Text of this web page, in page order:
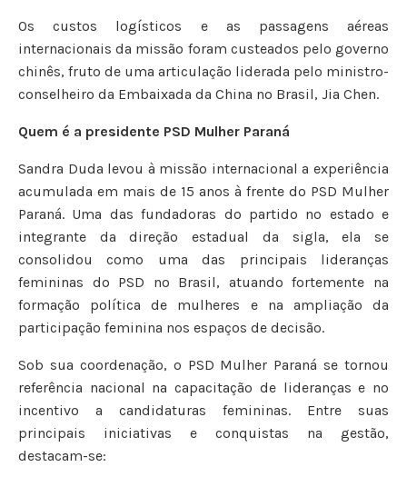
Os custos logísticos e as passagens aéreas
internacionais da missão foram custeados pelo governo
chinês, fruto de uma articulação liderada pelo ministro-
conselheiro da Embaixada da China no Brasil, Jia Chen.
Quem é a presidente PSD Mulher Paraná
Sandra Duda levou à missão internacional a experiência
acumulada em mais de 15 anos à frente do PSD Mulher
Paraná. Uma das fundadoras do partido no estado e
integrante da direção estadual da sigla, ela se
consolidou como uma das principais lideranças
femininas do PSD no Brasil, atuando fortemente na
formação política de mulheres e na ampliação da
participação feminina nos espaços de decisão.
Sob sua coordenação, o PSD Mulher Paraná se tornou
referência nacional na capacitação de lideranças e no
incentivo a candidaturas femininas. Entre suas
principais iniciativas e conquistas na gestão,
destacam-se: